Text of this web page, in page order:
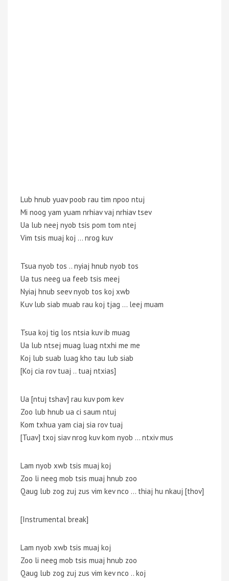
Lub hnub yuav poob rau tim npoo ntuj
Mi noog yam yuam nrhiav vaj nrhiav tsev
Ua lub neej nyob tsis pom tom ntej
Vim tsis muaj koj … nrog kuv
Tsua nyob tos .. nyiaj hnub nyob tos
Ua tus neeg ua feeb tsis meej
Nyiaj hnub seev nyob tos koj xwb
Kuv lub siab muab rau koj tjag … leej muam
Tsua koj tig los ntsia kuv ib muag
Ua lub ntsej muag luag ntxhi me me
Koj lub suab luag kho tau lub siab
[Koj cia rov tuaj .. tuaj ntxias]
Ua [ntuj tshav] rau kuv pom kev
Zoo lub hnub ua ci saum ntuj
Kom txhua yam ciaj sia rov tuaj
[Tuav] txoj siav nrog kuv kom nyob … ntxiv mus
Lam nyob xwb tsis muaj koj
Zoo li neeg mob tsis muaj hnub zoo
Qaug lub zog zuj zus vim kev nco … thiaj hu nkauj [thov]
[Instrumental break]
Lam nyob xwb tsis muaj koj
Zoo li neeg mob tsis muaj hnub zoo
Qaug lub zog zuj zus vim kev nco .. koj